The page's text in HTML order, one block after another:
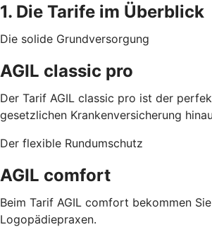
1. Die Tarife im Überblick
Die solide Grundversorgung
AGIL classic pro
Der Tarif AGIL classic pro ist der
gesetzlichen Krankenversicherung
Der flexible Rundumschutz
AGIL comfort
Beim Tarif AGIL comfort bekommen
Logopädiepraxen.